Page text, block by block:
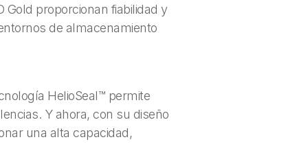
proporcionan fiabilidad y
de almacenamiento
HelioSeal™ permite
Y ahora, con su diseño
una alta capacidad,